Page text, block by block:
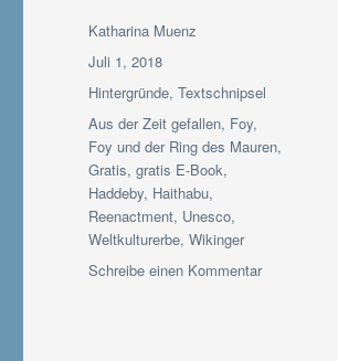
Autor
Katharina Muenz
Veröffentlicht
am
Juli 1, 2018
Kategorien
Hintergründe,Textschnipsel
Schlagwörter
Aus der Zeit gefallen, Foy,
Foy und der Ring des Mauren,
Gratis,gratis E-Book,
Haddeby, Haithabu,
Reenactment, Unesco,
Weltkulturerbe,Wikinger
Schreibe einen Kommentarzu